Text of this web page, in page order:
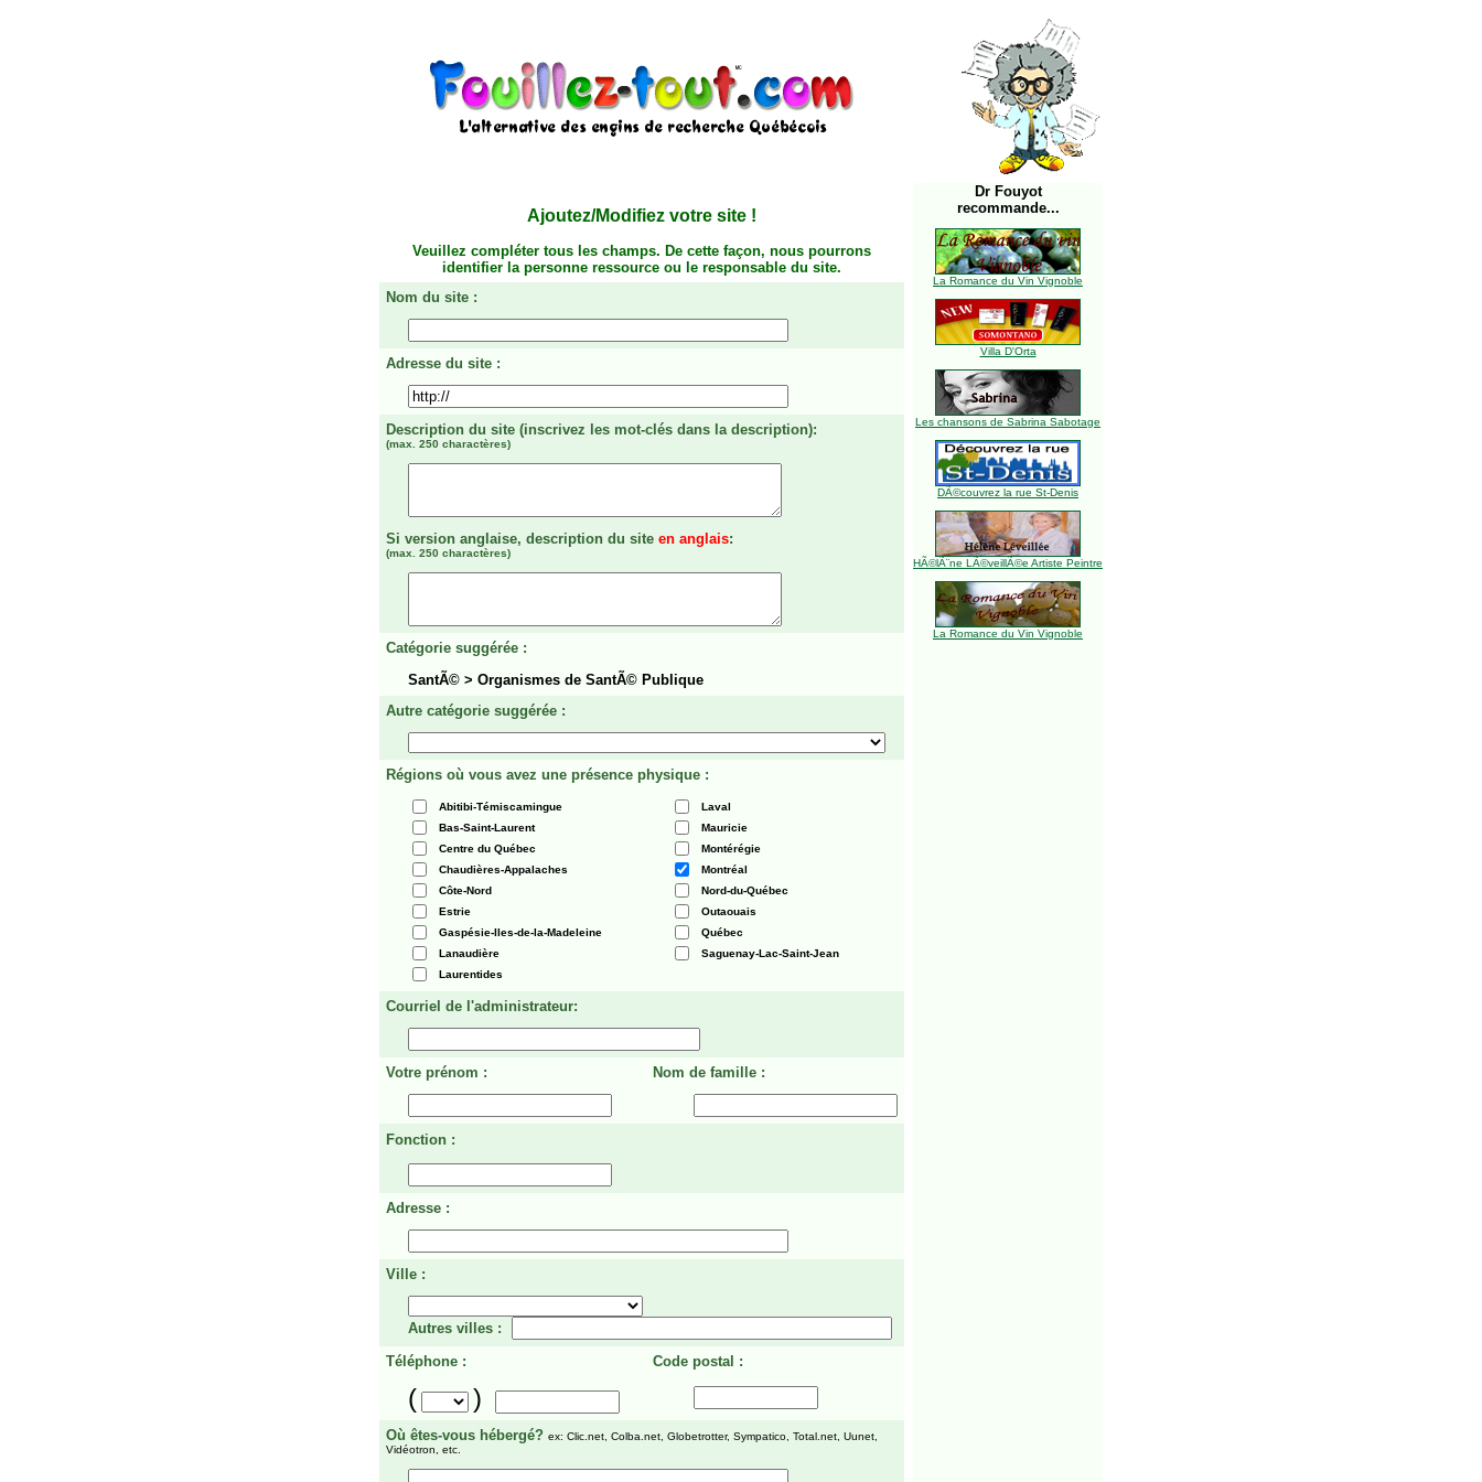
Ajoutez/Modifiez votre site !
Veuillez compléter tous les champs. De cette façon, nous pourrons
identifier la personne ressource ou le responsable du site.
Nom du site :
Adresse du site :
Description du site (inscrivez les mot-clés dans la description):
(max. 250 charactères)
Si version anglaise, description du site en anglais:
(max. 250 charactères)
Catégorie suggérée :
SantÃ© > Organismes de SantÃ© Publique
Autre catégorie suggérée :
Régions où vous avez une présence physique :
Abitibi-Témiscamingue
Laval
Bas-Saint-Laurent
Mauricie
Centre du Québec
Montérégie
Chaudières-Appalaches
Montréal
Côte-Nord
Nord-du-Québec
Estrie
Outaouais
Gaspésie-Iles-de-la-Madeleine
Québec
Lanaudière
Saguenay-Lac-Saint-Jean
Laurentides
Courriel de l'administrateur:
Votre prénom : Nom de famille :
Fonction :
Adresse :
Ville :
Autres villes :
Téléphone :
Code postal :
( )
Où êtes-vous hébergé? ex: Clic.net, Colba.net, Globetrotter, Sympatico, Total.net, Uunet,
Vidéotron, etc.
Dr Fouyot
recommande...
La Romance du Vin Vignoble
Villa D'Orta
Les chansons de Sabrina Sabotage
DÃ©couvrez la rue St-Denis
HÃ©lÃ¨ne LÃ©veillÃ©e Artiste Peintre
La Romance du Vin Vignoble